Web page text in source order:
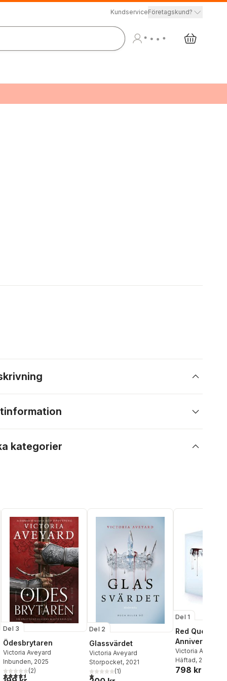
KundserviceFöretagskund?
kategorier
röster:
Del 3
Ödesbrytaren
Victoria Aveyard
Inbunden, 2025
4,5utav 5 stjärnor. Totalt antal röster:
(2)
Del 2
Glassvärdet
Victoria Aveyard
Storpocket, 2021
1,0utav 5 stjärnor. Totalt antal röster:
(1)
Del 1
Red Queen
Anniversary
Book Box Set
Stenciled
Queen, Glass
Victoria Aveyard
Häftad, 2025
798 kr